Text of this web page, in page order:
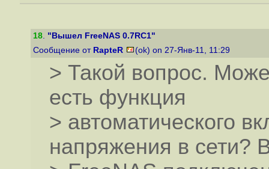
18. "Вышел FreeNAS 0.7RC1"
Сообщение от RapteR (ok) on 27-Янв-11, 11:29
> Такой вопрос.
есть функция
> автоматического
напряжения в сети?